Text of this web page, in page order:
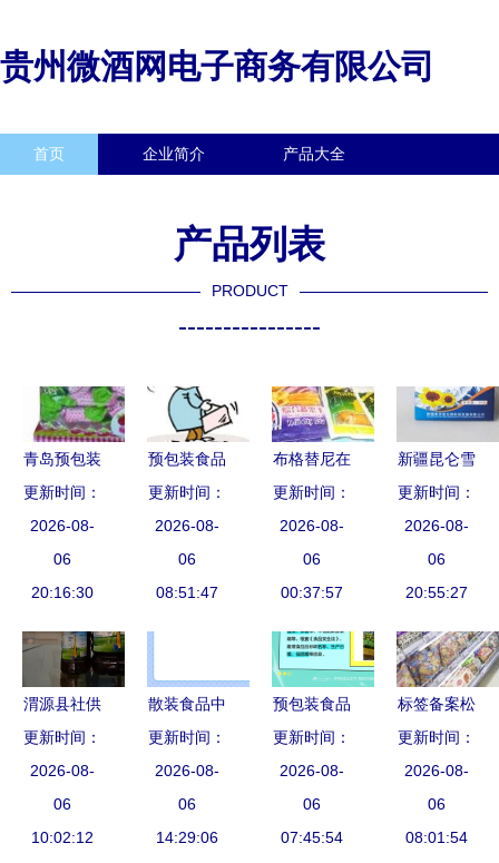
贵州微酒网电子商务有限公司
首页 企业简介 产品大全
产品列表
PRODUCT
----------------
青岛预包装
食品进口代
理清关与商
检备案服务
指南
更新时间：
2026-08-
06
20:16:30
预包装食品
商品包装
上“NSX”、“HSD”是
什么意思？
更新时间：
2026-08-
06
08:51:47
布格替尼在
印度获批
耐药患者的
新地平线
更新时间：
2026-08-
06
00:37:57
新疆昆仑雪
菊 自然的
馈赠与养生
选择
更新时间：
2026-08-
06
20:55:27
渭源县社供
销农特馆拓
宽散装食品
购销新路
径，助力乡
更新时间：
2026-08-
06
10:02:12
散装食品中
的转型迷局
与标签违规
实录
更新时间：
2026-08-
06
14:29:06
预包装食品
与散装食品
的区别解析
更新时间：
2026-08-
06
07:45:54
标签备案松
绑 满洲里
新政背后的
食品安
全“加减法”
更新时间：
2026-08-
06
08:01:54